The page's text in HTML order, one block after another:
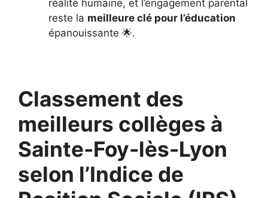
réalité humaine, et l’engagement parental
reste la meilleure clé pour l’éducation
épanouissante 🌟.
Classement des
meilleurs collèges à
Sainte-Foy-lès-Lyon
selon l’Indice de